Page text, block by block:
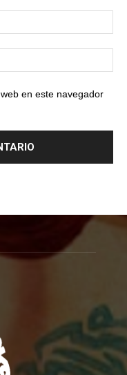
en este navegador